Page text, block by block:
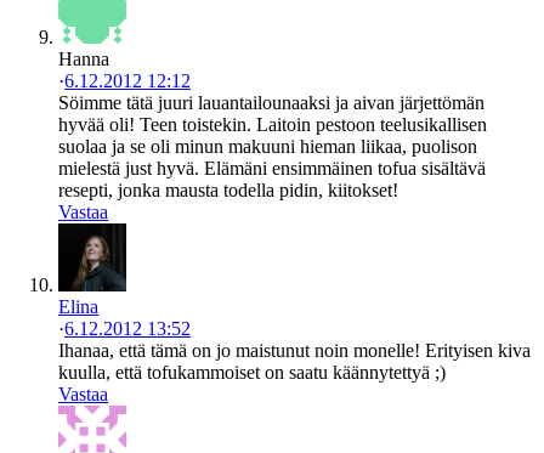
Hanna
·6.12.2012 12:12
Söimme tätä juuri lauantailounaaksi ja aivan järjettömän
hyvää oli! Teen toistekin. Laitoin pestoon teelusikallisen
suolaa ja se oli minun makuuni hieman liikaa, puolison
mielestä just hyvä. Elämäni ensimmäinen tofua sisältävä
resepti, jonka mausta todella pidin, kiitokset!
Vastaa
Elina
·6.12.2012 13:52
Ihanaa, että tämä on jo maistunut noin monelle! Erityisen kiva
kuulla, että tofukammoiset on saatu käännytettyä ;)
Vastaa